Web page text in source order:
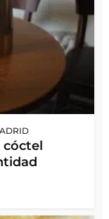
cóctel